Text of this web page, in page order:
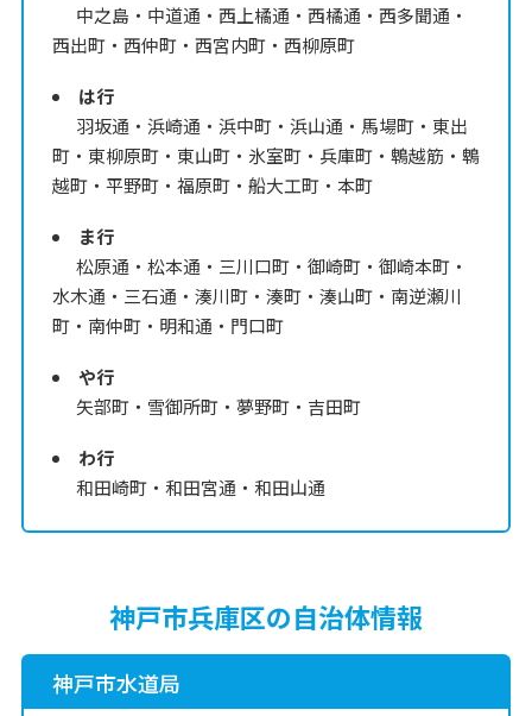
中之島・中道通・西上橘通・西橘通・西多聞通・
西出町・西仲町・西宮内町・西柳原町
は行
羽坂通・浜崎通・浜中町・浜山通・馬場町・東出
町・東柳原町・東山町・氷室町・兵庫町・鵯越筋・鵯
越町・平野町・福原町・船大工町・本町
ま行
松原通・松本通・三川口町・御崎町・御崎本町・
水木通・三石通・湊川町・湊町・湊山町・南逆瀬川
町・南仲町・明和通・門口町
や行
矢部町・雪御所町・夢野町・吉田町
わ行
和田崎町・和田宮通・和田山通
神戸市兵庫区の自治体情報
神戸市水道局